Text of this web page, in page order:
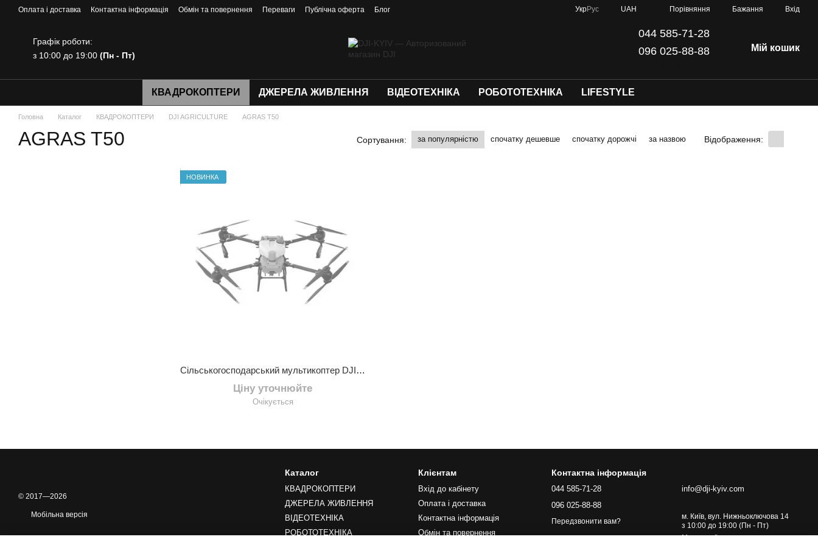
Перейти до основного контенту
Оплата і доставка Контактна інформація Обмін та повернення Переваги Публічна оферта Блог УкрРус UAH Порівняння Бажання Вхід
Графік роботи:
з 10:00 до 19:00 (Пн - Пт)
044 585-71-28
096 025-88-88
Мій кошик
КВАДРОКОПТЕРИ ДЖЕРЕЛА ЖИВЛЕННЯ ВІДЕОТЕХНІКА РОБОТОТЕХНІКА LIFESTYLE
Головна Каталог КВАДРОКОПТЕРИ DJI AGRICULTURE AGRAS T50
AGRAS T50 Сортування: за популярністю спочатку дешевше спочатку дорожчі за назвою Відображення:
НОВИНКА
Сільськогосподарський мультикоптер DJI AGRAS T50
Ціну уточнюйте
Очікується
© 2017—2026
Мобільна версія
Каталог
КВАДРОКОПТЕРИ
ДЖЕРЕЛА ЖИВЛЕННЯ
ВІДЕОТЕХНІКА
РОБОТОТЕХНІКА
Клієнтам
Вхід до кабінету
Оплата і доставка
Контактна інформація
Обмін та повернення
Контактна інформація
044 585-71-28
096 025-88-88
Передзвонити вам?
info@dji-kyiv.com
м. Київ, вул. Нижньоключова 14
з 10:00 до 19:00 (Пн - Пт)
Мапа проїзду